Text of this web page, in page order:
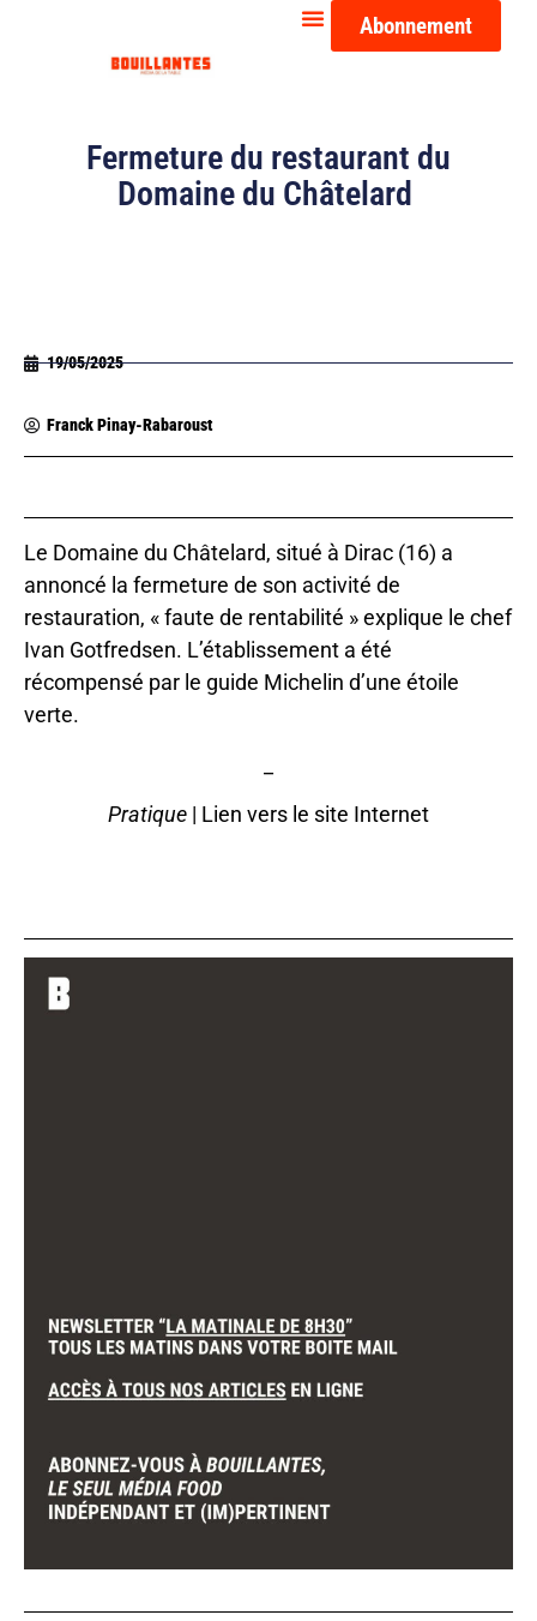
Abonnement
Fermeture du restaurant du
Domaine du Châtelard
19/05/2025
Franck Pinay-Rabaroust
Le Domaine du Châtelard, situé à Dirac (16) a
annoncé la fermeture de son activité de
restauration, « faute de rentabilité » explique le chef
Ivan Gotfredsen. L’établissement a été
récompensé par le guide Michelin d’une étoile
verte.
Pratique | Lien vers le site Internet